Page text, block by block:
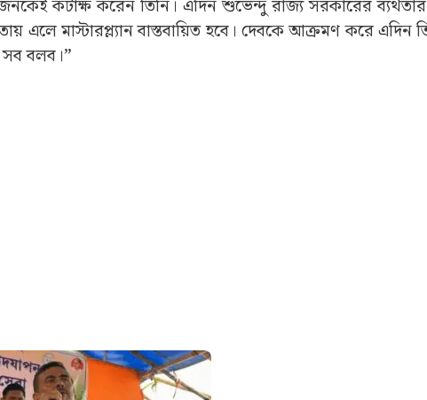
লড়াইয়ের আগাম সুর বেঁধেছেন এদিন। এখন দেখার, এই